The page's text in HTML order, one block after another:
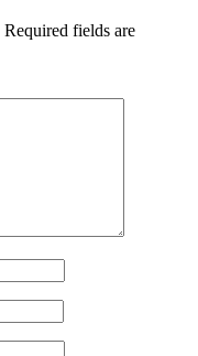
Required fields are